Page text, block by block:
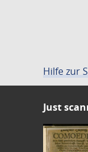
Hilfe zur
Just